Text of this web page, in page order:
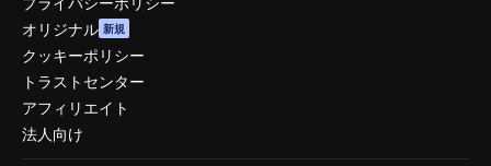
オリジナル 新規
クッキーポリシー
トラストセンター
アフィリエイト
法人向け